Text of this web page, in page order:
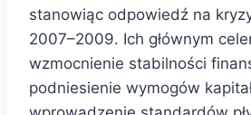
stanowiąc odpowiedź na
2007–2009. Ich głównym
wzmocnienie stabilności
podniesienie wymogów